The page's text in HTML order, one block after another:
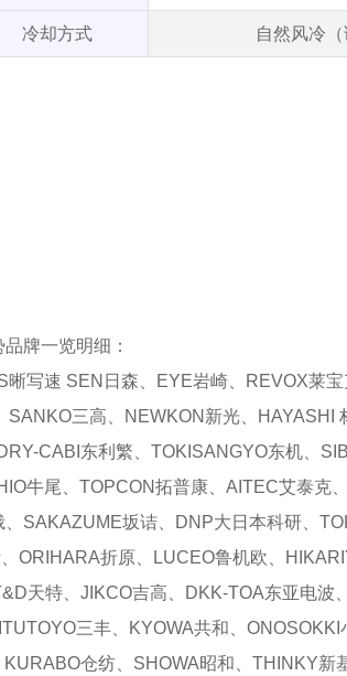
冷却方式 自然风冷
牌一览明细：
晰写速 SEN日森、EYE岩崎、REVOX莱
SANKO三高、NEWKON新光、HAYASHI
CABI东利繁、TOKISANGYO东机、
牛尾、TOPCON拓普康、AITEC艾泰克
SAKAZUME坂诘、DNP大日本科研、
ORIHARA折原、LUCEO鲁机欧、
天特、JIKCO吉高、DKK-TOA东亚电波
三丰、KYOWA共和、
仓纺、SHOWA昭和、THINKY新